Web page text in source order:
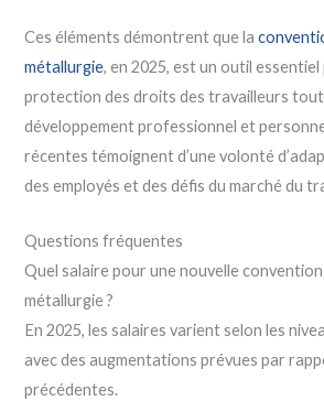
Ces éléments démontrent que la
métallurgie, en 2025, est un outil
protection des droits des travailleurs
développement professionnel et
récentes témoignent d’une volonté
des employés et des défis du marché du
Questions fréquentes
Quel salaire pour une nouvelle
métallurgie ?
En 2025, les salaires varient selon les
avec des augmentations prévues par
précédentes.